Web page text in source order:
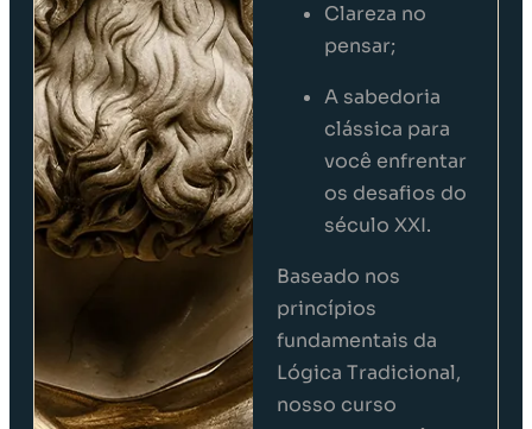
Clareza no
pensar;
A sabedoria
clássica para
você enfrentar
os desafios do
século XXI.
Baseado nos
princípios
fundamentais da
Lógica Tradicional,
nosso curso